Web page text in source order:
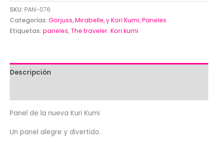
SKU: PAN-076
Categorías: Gorjuss, Mirabelle, y Kori Kumi,Paneles
Etiquetas: paneles,The traveler. Kori kumi
Descripción
Panel de la nueva Kuri Kumi
Un panel alegre y divertido.